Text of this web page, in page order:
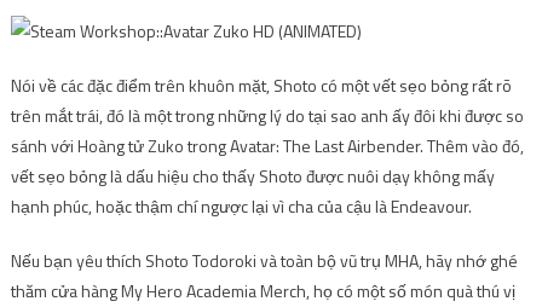
Nói về các đặc điểm trên khuôn mặt, Shoto có một vết sẹo bỏng rất rõ
trên mắt trái, đó là một trong những lý do tại sao anh ấy đôi khi được so
sánh với Hoàng tử Zuko trong Avatar: The Last Airbender. Thêm vào đó,
vết sẹo bỏng là dấu hiệu cho thấy Shoto được nuôi dạy không mấy
hạnh phúc, hoặc thậm chí ngược lại vì cha của cậu là Endeavour.
Nếu bạn yêu thích Shoto Todoroki và toàn bộ vũ trụ MHA, hãy nhớ ghé
thăm cửa hàng My Hero Academia Merch, họ có một số món quà thú vị